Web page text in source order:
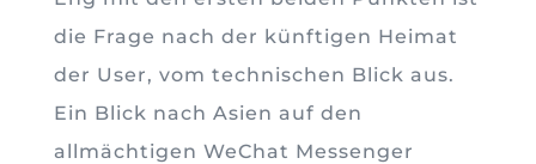
die Frage nach der künftigen Heimat
der User, vom technischen Blick aus.
Ein Blick nach Asien auf den
allmächtigen WeChat Messenger